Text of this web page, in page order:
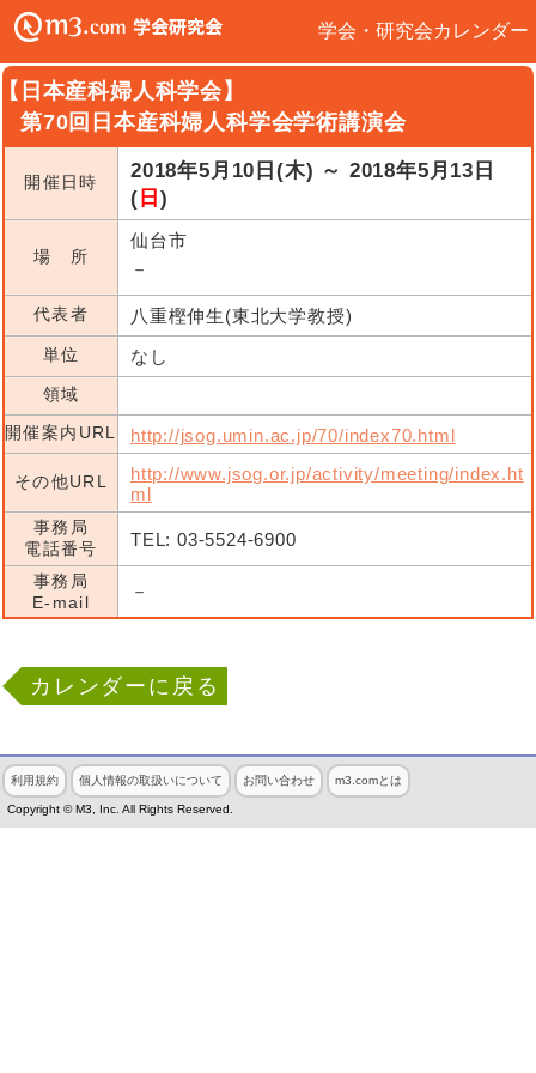
学会・研究会カレンダー
日本産科婦人科学会】
第70回日本産科婦人科学会学術講演会
開催日時
2018年5月10日(木) ～ 2018年5月13日
( 日 )
場 所
仙台市
－
代表者 八重樫伸生(東北大学教授)
単位 なし
領域
開催案内URL
http://jsog.umin.ac.jp/70/index70.html
その他URL
http://www.jsog.or.jp/activity/meeting/index.ht
ml
事務局
電話番号
TEL: 03-5524-6900
事務局
E-mail
－
カレンダーに戻る
利用規約 個人情報の取扱いについて お問い合わせ m3.comとは
Copyright © M3, Inc. All Rights Reserved.